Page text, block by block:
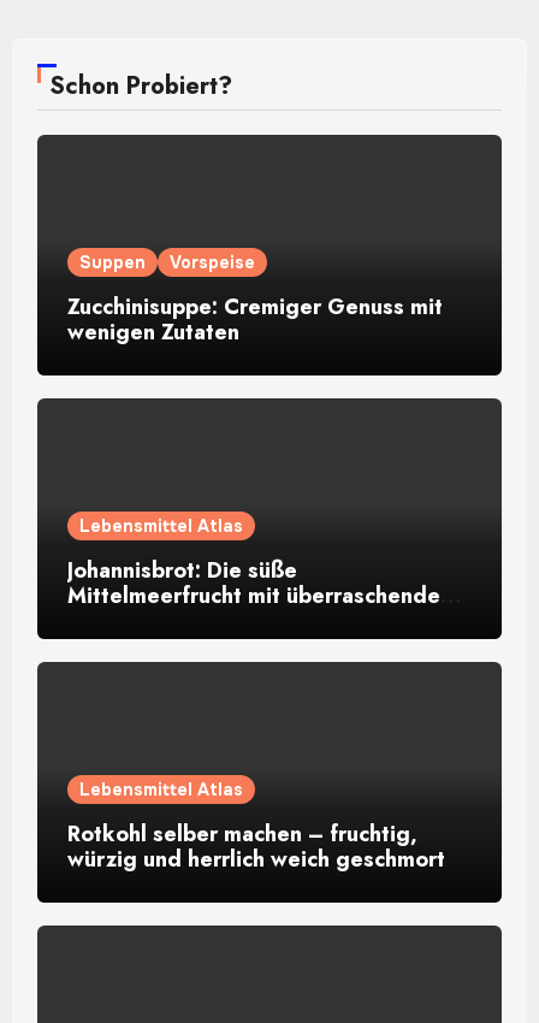
Schon Probiert?
Suppen Vorspeise
Zucchinisuppe: Cremiger Genuss mit
wenigen Zutaten
Lebensmittel Atlas
Johannisbrot: Die süße
Mittelmeerfrucht mit überraschendem
Lebensmittel Atlas
Rotkohl selber machen – fruchtig,
würzig und herrlich weich geschmort